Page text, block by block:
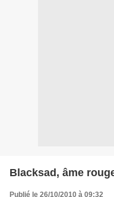
Blacksad, âme
Publié le 26/10/2010 à 09:32